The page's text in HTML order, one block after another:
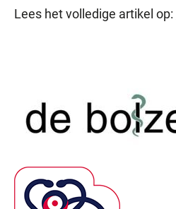
Lees het volledige artikel op: